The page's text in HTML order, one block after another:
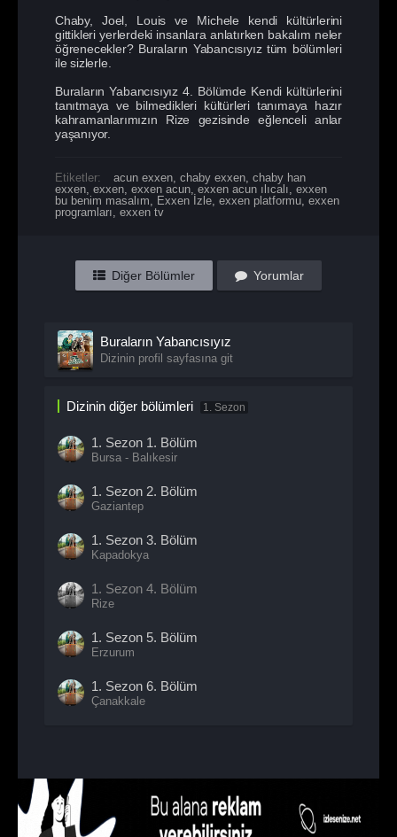
Chaby, Joel, Louis ve Michele kendi kültürlerini
gittikleri yerlerdeki insanlara anlatırken bakalım neler
öğrenecekler? Buraların Yabancısıyız tüm bölümleri
ile sizlerle.
Buraların Yabancısıyız 4. Bölümde Kendi kültürlerini
tanıtmaya ve bilmedikleri kültürleri tanımaya hazır
kahramanlarımızın Rize gezisinde eğlenceli anlar
yaşanıyor.
Etiketler: acun exxen chaby exxen chaby han
exxen exxen exxen acun exxen acun ılıcalı exxen
bu benim masalım
Exxen İzle exxen platformu exxen
programları exxen tv
Diğer Bölümler Yorumlar
Buraların Yabancısıyız
Dizinin profil sayfasına git
Dizinin diğer bölümleri 1. Sezon
1. Sezon 1. Bölüm
Bursa - Balıkesir
1. Sezon 2. Bölüm
Gaziantep
1. Sezon 3. Bölüm
Kapadokya
1. Sezon 4. Bölüm
Rize
1. Sezon 5. Bölüm
Erzurum
1. Sezon 6. Bölüm
Çanakkale